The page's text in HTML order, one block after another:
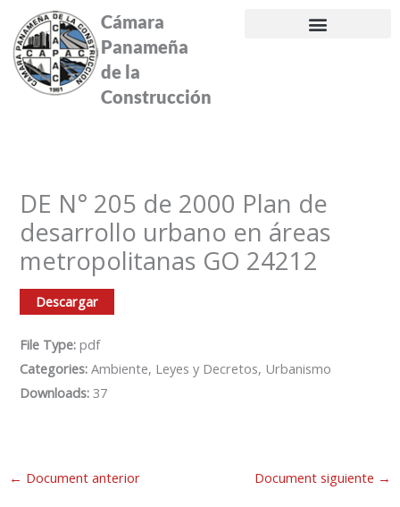
contenido
Cámara
Panameña
de la
Construcción
DE N° 205 de 2000 Plan de
desarrollo urbano en áreas
metropolitanas GO 24212
Descargar
File Type:pdf
Categories:Ambiente, Leyes y Decretos, Urbanismo
Downloads:37
← Document anterior Document siguiente →